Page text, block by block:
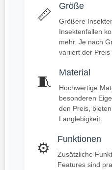
📏
Größe
Größere
Insektenfallen
mehr. Je nach
variiert der Preis
🧵
Material
Hochwertige
besonderen
den Preis,
Langlebigkeit.
⚙️
Funktionen
Zusätzliche
Features sind